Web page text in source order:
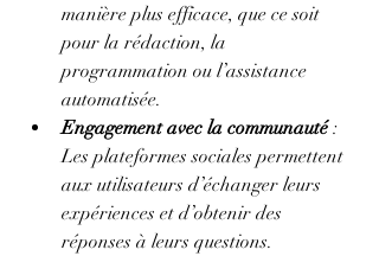
manière plus efficace, que ce soit
pour la rédaction, la
programmation ou l’assistance
automatisée.
Engagement avec la communauté :
Les plateformes sociales permettent
aux utilisateurs d’échanger leurs
expériences et d’obtenir des
réponses à leurs questions.